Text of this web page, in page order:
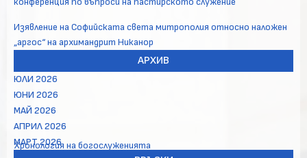
Изявление на Софийската света митрополия относно наложен
„аргос“ на архимандрит Никанор
АРХИВ
ЮЛИ 2026
ЮНИ 2026
МАЙ 2026
АПРИЛ 2026
МАРТ 2026
Хронология на богослуженията